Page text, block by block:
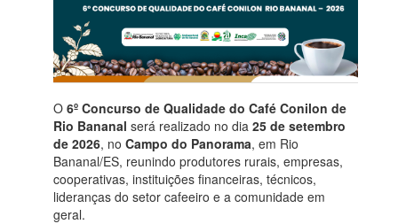
O 6º Concurso de Qualidade do Café Conilon de
Rio Bananal será realizado no dia 25 de setembro
de 2026, no Campo do Panorama, em Rio
Bananal/ES, reunindo produtores rurais, empresas,
cooperativas, instituições financeiras, técnicos,
lideranças do setor cafeeiro e a comunidade em
geral.